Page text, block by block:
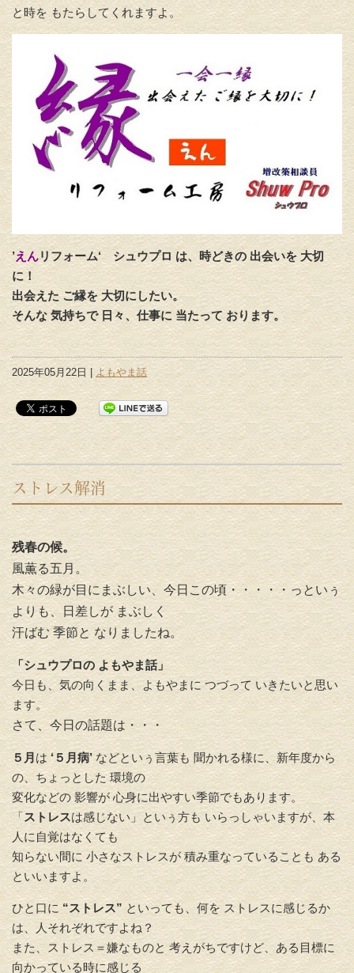
と時を もたらしてくれますよ。
’えんリフォーム‘ シュウプロ は、時どきの 出会いを 大切
に！
出会えた ご縁を 大切にしたい。
そんな 気持ちで 日々、仕事に 当たって おります。
2025年05月22日 | よもやま話
ストレス解消
残春の候。
風薫る五月。
木々の緑が目にまぶしい、今日この頃・・・・・っといぅ
よりも、日差しが まぶしく
汗ばむ 季節と なりましたね。
「シュウプロの よもやま話」
今日も、気の向くまま、よもやまに つづって いきたいと思い
ます。
さて、今日の話題は・・・
５月 は ‘５月病’などといぅ言葉も 聞かれる様に、 新年度から
の、ちょっとした 環境の
変化などの 影響が 心身に出やすい季節でもあります。
「ストレスは感じない」 といぅ方も いらっしゃいますが、本
人に自覚はなくても
知らない間に 小さなストレスが 積み重なっていることも ある
といい ますよ。
ひと口に “ストレス” といっても、 何を ストレスに感じるか
は、人それぞれですよね？
また、ストレス＝嫌なものと 考えがちですけど、 ある目標に
向かっている時に感じる